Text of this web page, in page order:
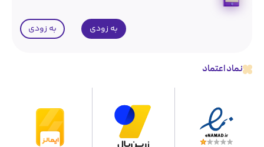
به زودی به زودی
نماد اعتماد